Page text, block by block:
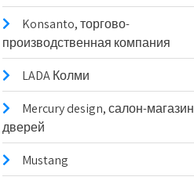
Konsanto, торгово-
производственная компания
LADA Колми
Mercury design, салон-магазин
дверей
Mustang